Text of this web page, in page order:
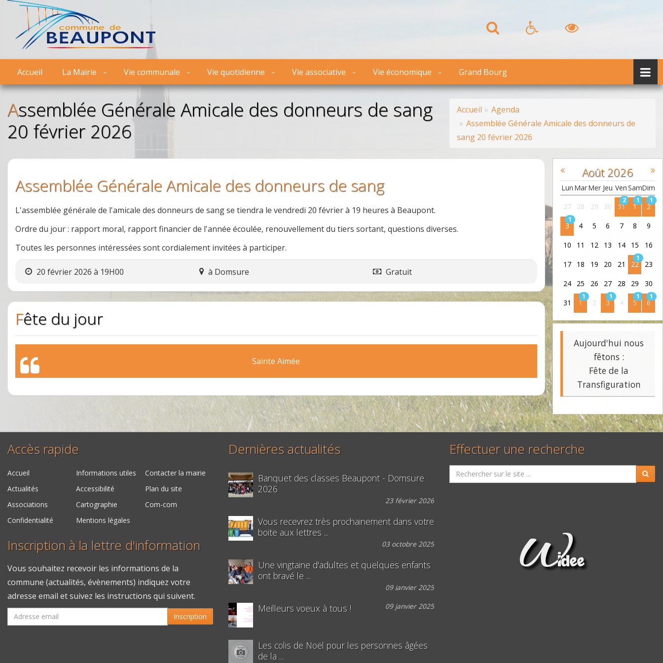
Assemblée Générale Amicale des donneurs de sang
20 février 2026
Accueil
Agenda
Assemblée Générale Amicale des donneurs de
sang 20 février 2026
Assemblée Générale Amicale des donneurs de sang
L'assemblée générale de l'amicale des donneurs de sang se tiendra le vendredi 20 février à 19 heures à Beaupont.
Ordre du jour : rapport moral, rapport financier de l'année écoulée, renouvellement du tiers sortant, questions diverses.
Toutes les personnes intéressées sont cordialement invitées à participer.
20 février 2026 à 19H00 à Domsure Gratuit
Fête du jour
Sainte Aimée
Août 2026
Lun MarMer Jeu VenSamDim
27 28 29 30 31
2
1
1
2
1
3
1
4 5 6 7 8 9
10 11 12 13 14 15 16
17 18 19 20 21 22
1
23
24 25 26 27 28 29 30
31 1
1
2 3
1
4 5
1
6
1
Aujourd'hui nous
fêtons :
Fête de la
Transfiguration
Accueil La Mairie Vie communale Vie quotidienne Vie associative Vie économique Grand Bourg
Accès rapide
Accueil Informations utiles
Contacter la mairie
Actualités
Accessibilité
Plan du site
Associations
Cartographie
Com-com
Confidentialité
Mentions légales
Inscription à la lettre d'information
Vous souhaitez recevoir les informations de la
commune (actualités, évènements) indiquez votre
adresse email et suivez les instructions qui suivent.
Inscription
Dernières actualités
Banquet des classes Beaupont - Domsure
2026
23 février 2026
Vous recevrez très prochainement dans votre
boite aux lettres ...
03 octobre 2025
Une vingtaine d'adultes et quelques enfants
ont bravé le ...
09 janvier 2025
Meilleurs voeux à tous ! 09 janvier 2025
Les colis de Noël pour les personnes âgées
de la ...
Effectuer une recherche